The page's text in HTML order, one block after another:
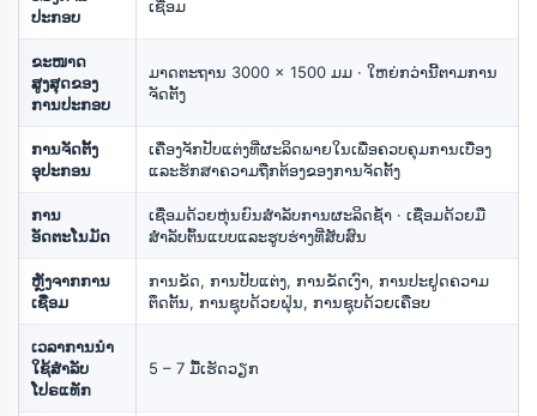
ປະກອບ
ເຊື່ອມ
ຂະໜາດ
ສູງສຸດຂອງ
ການປະກອບ
ມາດຕະຖານ 3000 × 1500 ມມ · ໃຫຍ່ກວ່ານີ້ຕາມການ
ຈັດຕັ້ງ
ການຈັດຕັ້ງ
ອຸປະກອນ
ເຄື່ອງຈັກປັບແຕ່ງທີ່ຜະລິດພາຍໃນເພື່ອຄວບຄຸມການເບື່ອງ
ແລະຮັກສາຄວາມຖືກຕ້ອງຂອງການຈັດຕັ້ງ
ການ
ອັດຕະໂນມັດ
ເຊື່ອມດ້ວຍຫຸ່ນຍົນສຳລັບການຜະລິດຊ້ຳ · ເຊື່ອມດ້ວຍມື
ສຳລັບຕົ້ນແບບແລະຮູບຮ່າງທີ່ສັບສົນ
ຫຼັງຈາກການ
ເຊື່ອມ
ການຂັດ, ການປັບແຕ່ງ, ການຂັດເງົາ, ການປະຢູດຄວາມ
ຕຶດຕັ້ນ, ການຊຸບດ້ວຍຝຸ່ນ, ການຊຸບດ້ວຍເຄືອບ
ເວລາການນໍາ
ໃຊ້ສໍາລັບ
ໂປຣແທັກ
5 – 7 ມື້ເຮັດວຽກ